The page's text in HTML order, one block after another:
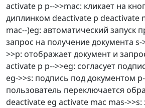
activate p p-->>mac: кликает на
диплинком deactivate p deactivate
mac--)eg: автоматический запуск
запрос на получение документа s-
>>p: отображает документ и
activate p p-->>eg: согласует
eg->>s: подпись под документом
пользователь переключается
deactivate eg activate mac mas-